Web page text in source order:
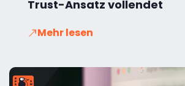
Trust-Ansatz vollendet
Mehr lesen